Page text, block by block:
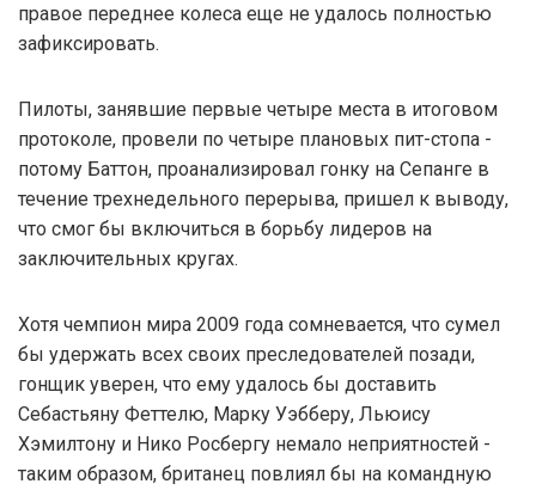
правое переднее колеса еще не удалось полностью
зафиксировать.
Пилоты, занявшие первые четыре места в итоговом
протоколе, провели по четыре плановых пит-стопа -
потому Баттон, проанализировал гонку на Сепанге в
течение трехнедельного перерыва, пришел к выводу,
что смог бы включиться в борьбу лидеров на
заключительных кругах.
Хотя чемпион мира 2009 года сомневается, что сумел
бы удержать всех своих преследователей позади,
гонщик уверен, что ему удалось бы доставить
Себастьяну Феттелю, Марку Уэбберу, Льюису
Хэмилтону и Нико Росбергу немало неприятностей -
таким образом, британец повлиял бы на командную